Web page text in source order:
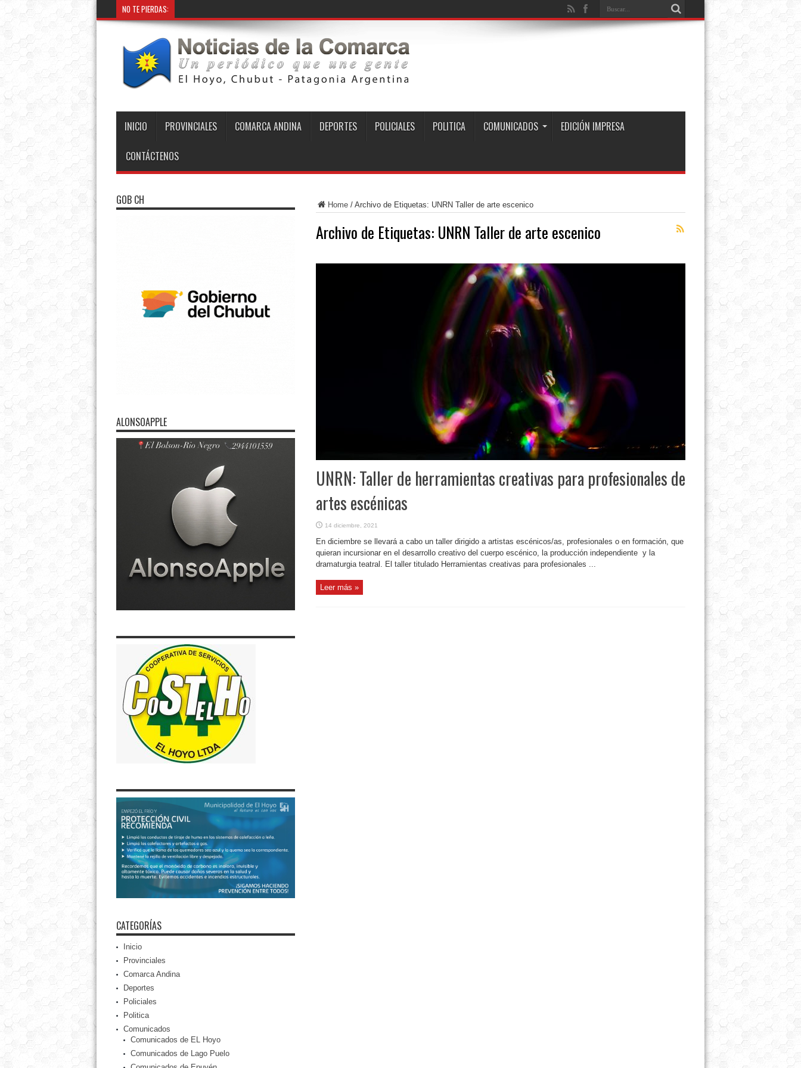
NO TE PIERDAS:
INICIO PROVINCIALES COMARCA ANDINA DEPORTES POLICIALES POLITICA COMUNICADOS EDICIÓN IMPRESA
CONTÁCTENOS
Home/ Archivo de Etiquetas: UNRN Taller de arte escenico
Archivo de Etiquetas: UNRN Taller de arte escenico
UNRN: Taller de herramientas creativas para profesionales de
artes escénicas
14 diciembre, 2021
En diciembre se llevará a cabo un taller dirigido a artistas escénicos/as, profesionales o en formación, que
quieran incursionar en el desarrollo creativo del cuerpo escénico, la producción independiente y la
dramaturgia teatral. El taller titulado Herramientas creativas para profesionales ...
Leer más »
GOB CH
ALONSOAPPLE
CATEGORÍAS
Inicio
Provinciales
Comarca Andina
Deportes
Policiales
Politica
Comunicados
Comunicados de EL Hoyo
Comunicados de Lago Puelo